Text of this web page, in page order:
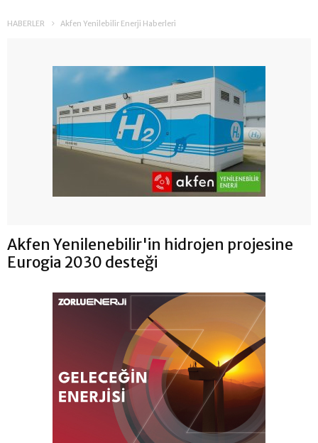
HABERLER Akfen Yenilebilir Enerji Haberleri
Akfen Yenilenebilir'in hidrojen projesine
Eurogia 2030 desteği